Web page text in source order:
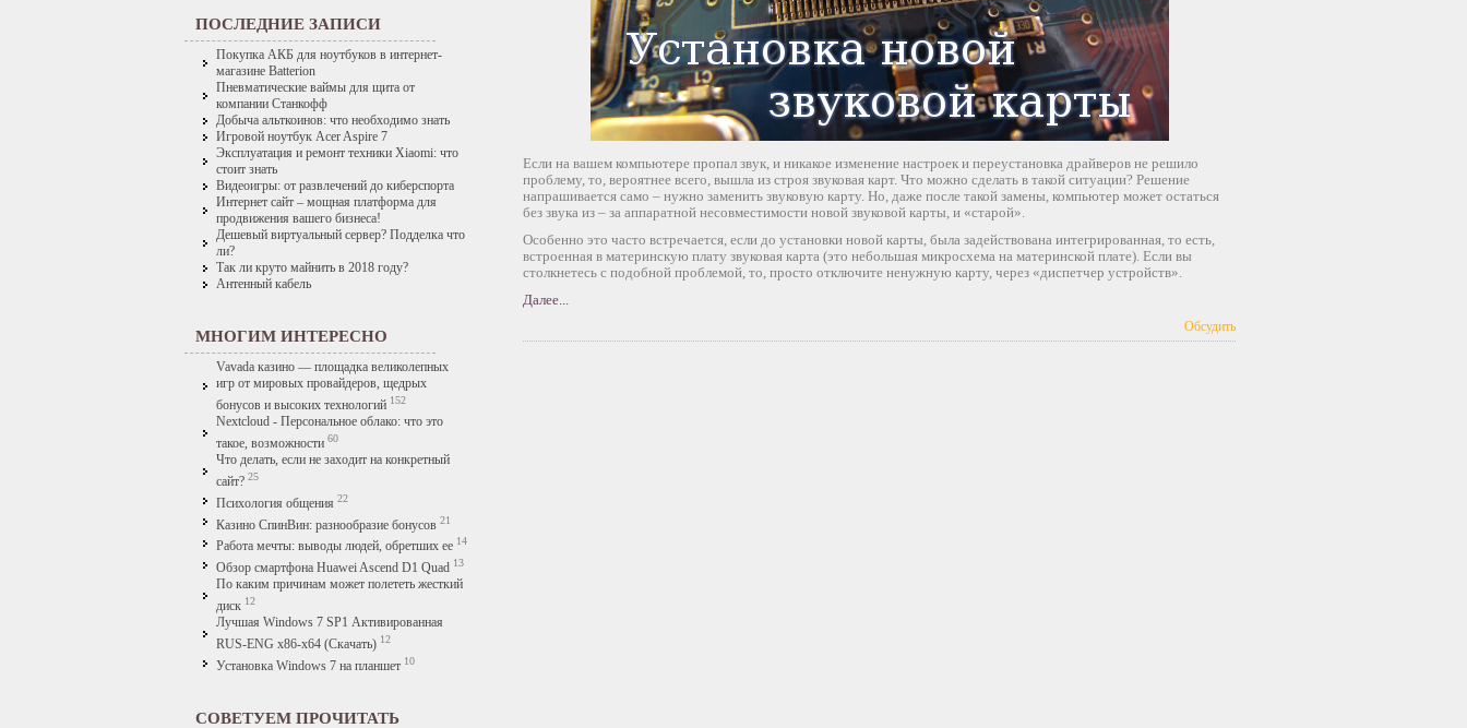
ПОСЛЕДНИЕ ЗАПИСИ
Покупка АКБ для ноутбуков в интернет-
магазине Batterion
Пневматические ваймы для щита от
компании Станкофф
Добыча альткоинов: что необходимо знать
Игровой ноутбук Acer Aspire 7
Эксплуатация и ремонт техники Xiaomi: что
стоит знать
Видеоигры: от развлечений до киберспорта
Интернет сайт – мощная платформа для
продвижения вашего бизнеса!
Дешевый виртуальный сервер? Подделка что
ли?
Так ли круто майнить в 2018 году?
Антенный кабель
МНОГИМ ИНТЕРЕСНО
Vavada казино — площадка великолепных
игр от мировых провайдеров, щедрых
бонусов и высоких технологий 152
Nextcloud - Персональное облако: что это
такое, возможности 60
Что делать, если не заходит на конкретный
сайт? 25
Психология общения 22
Казино СпинВин: разнообразие бонусов 21
Работа мечты: выводы людей, обретших ее 14
Обзор смартфона Huawei Ascend D1 Quad 13
По каким причинам может полететь жесткий
диск 12
Лучшая Windows 7 SP1 Активированная
RUS-ENG x86-x64 (Скачать) 12
Установка Windows 7 на планшет 10
СОВЕТУЕМ ПРОЧИТАТЬ
Если на вашем компьютере пропал звук, и никакое изменение настроек и переустановка драйверов не решило
проблему, то, вероятнее всего, вышла из строя звуковая карт. Что можно сделать в такой ситуации? Решение
напрашивается само – нужно заменить звуковую карту. Но, даже после такой замены, компьютер может остаться
без звука из – за аппаратной несовместимости новой звуковой карты, и «старой».
Особенно это часто встречается, если до установки новой карты, была задействована интегрированная, то есть,
встроенная в материнскую плату звуковая карта (это небольшая микросхема на материнской плате). Если вы
столкнетесь с подобной проблемой, то, просто отключите ненужную карту, через «диспетчер устройств».
Далее...
Обсудить